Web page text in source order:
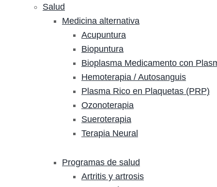
Salud
Medicina alternativa
Acupuntura
Biopuntura
Bioplasma Medicamento con
Hemoterapia / Autosanguis
Plasma Rico en Plaquetas (PRP)
Ozonoterapia
Sueroterapia
Terapia Neural
Programas de salud
Artritis y artrosis